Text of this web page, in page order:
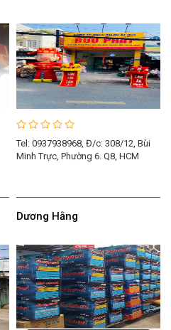
Tel: 0937938968, Đ/c: 308/12, Bùi
Minh Trực, Phường 6. Q8, HCM
Dương Hằng